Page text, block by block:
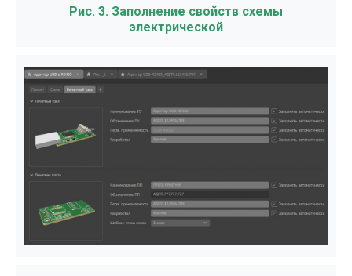
Рис. 3. Заполнение свойств схемы
электрической